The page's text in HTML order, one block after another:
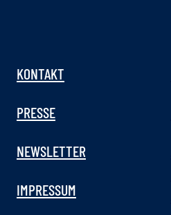
KONTAKT
PRESSE
NEWSLETTER
IMPRESSUM